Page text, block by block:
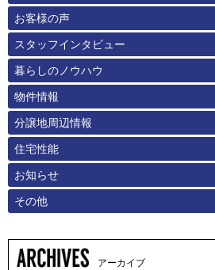
お客様の声
スタッフインタビュー
暮らしのノウハウ
物件情報
分譲地周辺情報
住宅性能
お知らせ
その他
アーカイブ